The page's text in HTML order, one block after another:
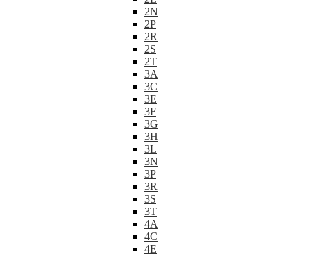
2N
2P
2R
2S
2T
3A
3C
3E
3F
3G
3H
3L
3N
3P
3R
3S
3T
4A
4C
4E